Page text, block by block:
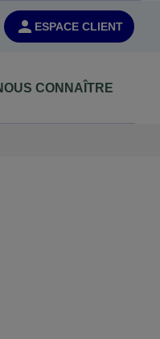
ESPACE CLIENT
CONNAÎTRE